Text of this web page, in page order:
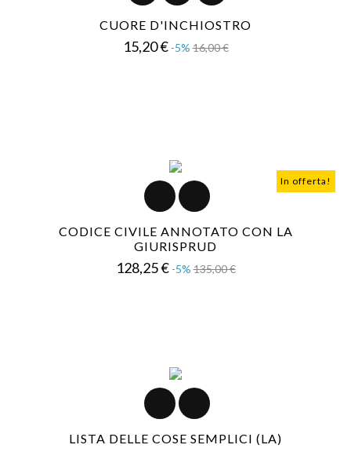
CUORE D'INCHIOSTRO
15,20 € Prezzo
-5% 16,00 €Prezzo
In offerta!
CODICE CIVILE ANNOTATO CON LA
GIURISPRUD
128,25 € Prezzo
-5% 135,00 €Prezzo
LISTA DELLE COSE SEMPLICI (LA)